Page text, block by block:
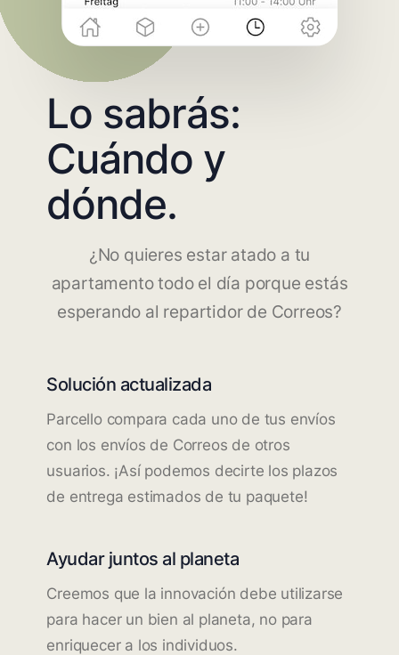
Lo sabrás:
Cuándo y
dónde.
¿No quieres estar atado a tu
apartamento todo el día porque estás
esperando al repartidor de Correos?
Solución actualizada
Parcello compara cada uno de tus envíos
con los envíos de Correos de otros
usuarios. ¡Así podemos decirte los plazos
de entrega estimados de tu paquete!
Ayudar juntos al planeta
Creemos que la innovación debe utilizarse
para hacer un bien al planeta, no para
enriquecer a los individuos.